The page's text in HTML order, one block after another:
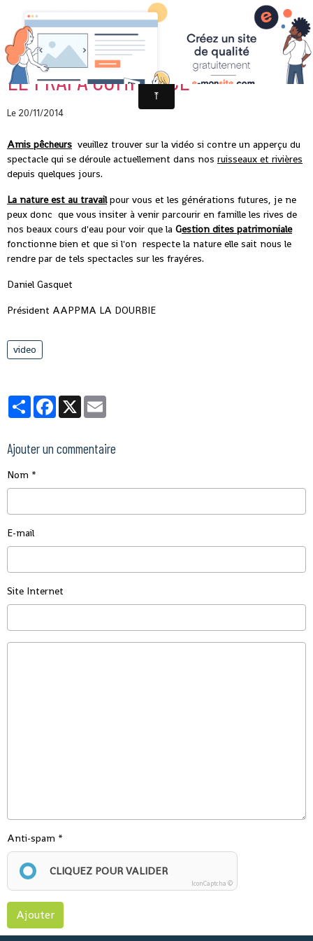
LE FRAI A COMMENCÉ
Le 20/11/2014
Amis pêcheurs veuillez trouver sur la vidéo si contre un apperçu du
spectacle qui se déroule actuellement dans nos ruisseaux et rivières
depuis quelques jours.
La nature est au travailpour vous et les générations futures, je ne
peux donc que vous insiter à venir parcourir en famille les rives de
nos beaux cours d'eau pour voir que la Gestion dites patrimoniale
fonctionne bien et que si l'on respecte la nature elle sait nous le
rendre par de tels spectacles sur les frayéres.
Daniel Gasquet
Président AAPPMA LA DOURBIE
video
PartagerFacebook
X
Ajouter un commentaire
Nom
E-mail
Site Internet
Anti-spam
CLIQUEZ POUR VALIDER
IconCaptcha ©
Ajouter